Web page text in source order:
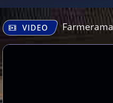
VIDEO Farmerama